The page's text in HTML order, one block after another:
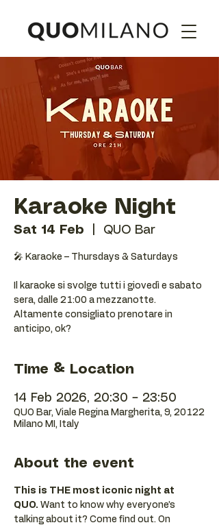
Karaoke Night
Sat 14 Feb QUO Bar
🎤 Karaoke – Thursdays & Saturdays
Il karaoke si svolge tutti i giovedì e sabato
sera, dalle 21:00 a mezzanotte.
Altamente consigliato prenotare in
anticipo, ok?
Time & Location
14 Feb 2026, 20:30 – 23:50
QUO Bar, Viale Regina Margherita, 9, 20122
Milano MI, Italy
About the event
This is THE most iconic night at
QUO. Want to know why everyone’s
talking about it? Come find out. On